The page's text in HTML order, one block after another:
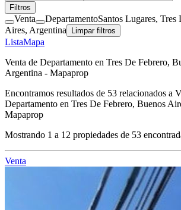
Filtros
Venta DepartamentoSantos Lugares,
Aires, Argentina
Limpar filtros
ListaMapa
Venta de Departamento en Tres De Febrero,
Argentina - Mapaprop
Encontramos resultados de 53 relacionados a
Departamento en Tres De Febrero, Buenos
Mapaprop
Mostrando 1 a 12 propiedades de 53
Venta